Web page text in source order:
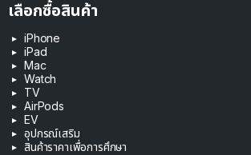
เลือกซื้อสินค้า
iPhone
iPad
Mac
Watch
TV
AirPods
EV
อุปกรณ์เสริม
สินค้าราคาเพื่อการศึกษา